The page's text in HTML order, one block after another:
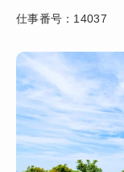
仕事番号： 14037